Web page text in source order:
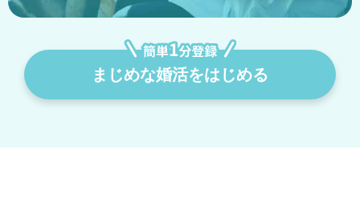
まじめな婚活をはじめる